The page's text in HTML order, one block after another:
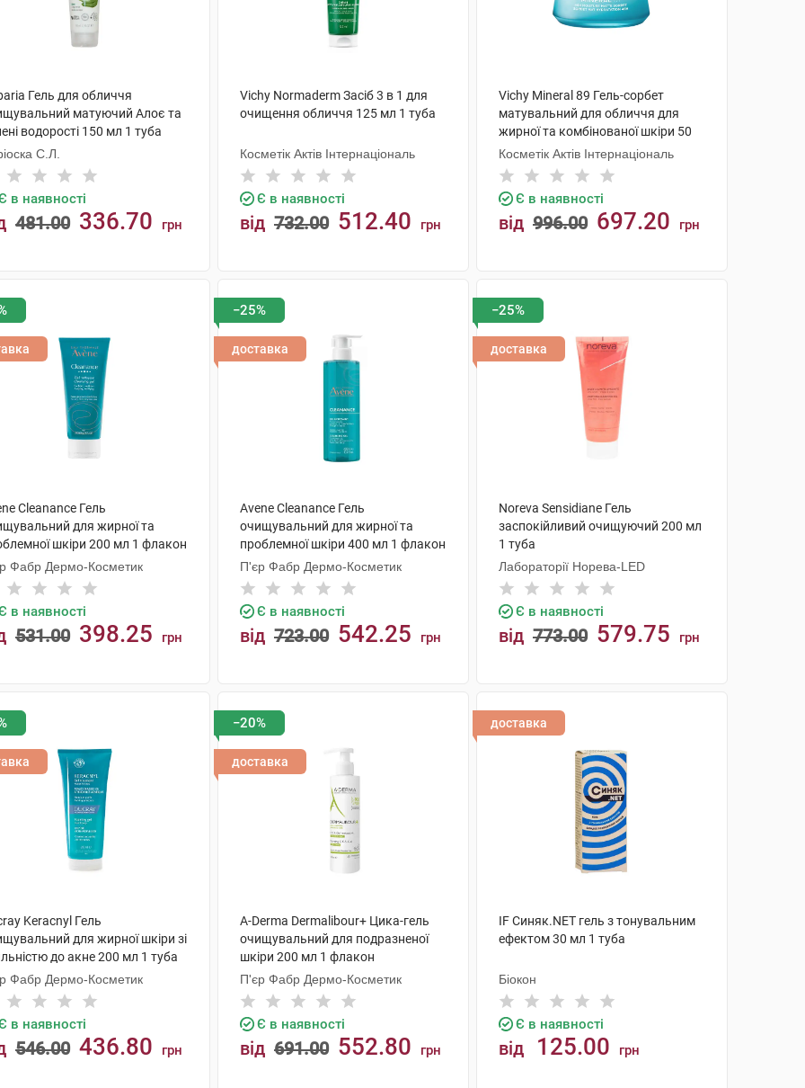
Гель для обличчя
матуючий Алоє та
водорості 150 мл 1 туба
С.Л.
в наявності
481.00 336.70 грн
Vichy Normaderm Засіб 3 в 1 для
очищення обличчя 125 мл 1 туба
Косметік Актів Інтернаціональ
Є в наявності
від 732.00 512.40 грн
Vichy Mineral 89 Гель-сорбет
матувальний для обличчя для
жирної та комбінованої шкіри 50
мл 1 банка
Косметік Актів Інтернаціональ
Є в наявності
від 996.00 697.20 грн
Cleanance Гель
для жирної та
шкіри 200 мл 1 флакон
Фабр Дермо-Косметик
в наявності
531.00 398.25 грн
−25%
доставка
Avene Cleanance Гель
очищувальний для жирної та
проблемної шкіри 400 мл 1 флакон
П'єр Фабр Дермо-Косметик
Є в наявності
від 723.00 542.25 грн
−25%
доставка
Noreva Sensidiane Гель
заспокійливий очищуючий 200 мл
1 туба
Лабораторії Норева-LED
Є в наявності
від 773.00 579.75 грн
Keracnyl Гель
для жирної шкіри зі
до акне 200 мл 1 туба
Фабр Дермо-Косметик
в наявності
546.00 436.80 грн
−20%
доставка
A-Derma Dermalibour+ Цика-гель
очищувальний для подразненої
шкіри 200 мл 1 флакон
П'єр Фабр Дермо-Косметик
Є в наявності
від 691.00 552.80 грн
доставка
IF Синяк.NET гель з тонувальним
ефектом 30 мл 1 туба
Біокон
Є в наявності
від 125.00 грн